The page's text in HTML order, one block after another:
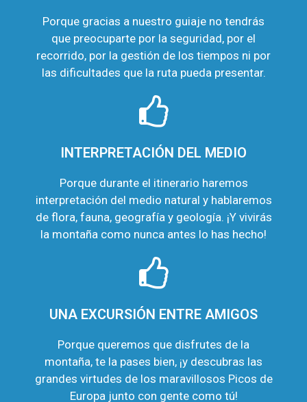
Porque gracias a nuestro guiaje no tendrás
que preocuparte por la seguridad, por el
recorrido, por la gestión de los tiempos ni por
las dificultades que la ruta pueda presentar.
INTERPRETACIÓN DEL MEDIO
Porque durante el itinerario haremos
interpretación del medio natural y hablaremos
de flora, fauna, geografía y geología. ¡Y vivirás
la montaña como nunca antes lo has hecho!
UNA EXCURSIÓN ENTRE AMIGOS
Porque queremos que disfrutes de la
montaña, te la pases bien, ¡y descubras las
grandes virtudes de los maravillosos Picos de
Europa junto con gente como tú!